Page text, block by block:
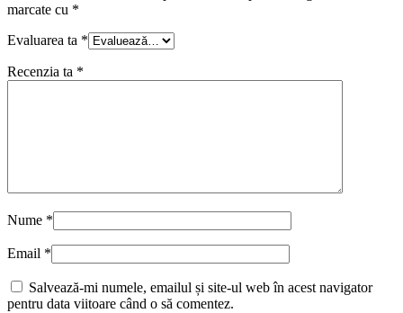
marcate cu *
Evaluarea ta *
Recenzia ta *
Nume *
Email *
Salvează-mi numele, emailul și site-ul web în acest navigator
pentru data viitoare când o să comentez.